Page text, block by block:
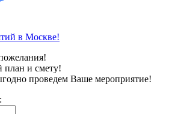
в Москве!
план и смету!
проведем Ваше мероприятие!